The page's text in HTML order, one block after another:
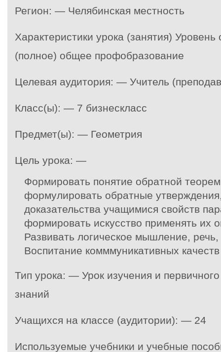
Регион: — Челябинская местность
Характеристики урока (занятия)
(полное) общее профобразование
Целевая аудитория: — Учитель
Класс(ы): — 7 бизнескласс
Предмет(ы): — Геометрия
Цель урока: —
Формировать понятие обратной
формулировать обратные
доказательства учащимися свойств
формировать искусство применять их
Развивать логическое мышление,
Воспитание комммуникативных
Тип урока: — Урок изучения и
знаний
Учащихся на классе (аудитории): — 24
Используемые учебники и учебные